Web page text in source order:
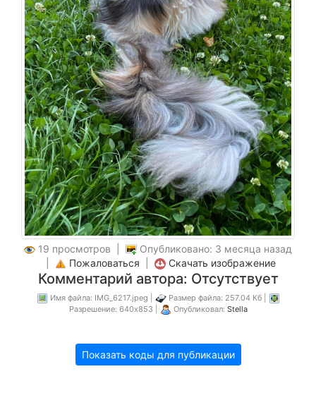
19 просмотров |
Опубликовано: 3 месяца назад
Пожаловаться Скачать изображение
Комментарий автора: Отсутствует
Имя файла: IMG_6217.jpeg |
Размер файла: 257.04 Кб |
Разрешение: 640x853 |
Опубликовал: Stella
Показать коды для публикации